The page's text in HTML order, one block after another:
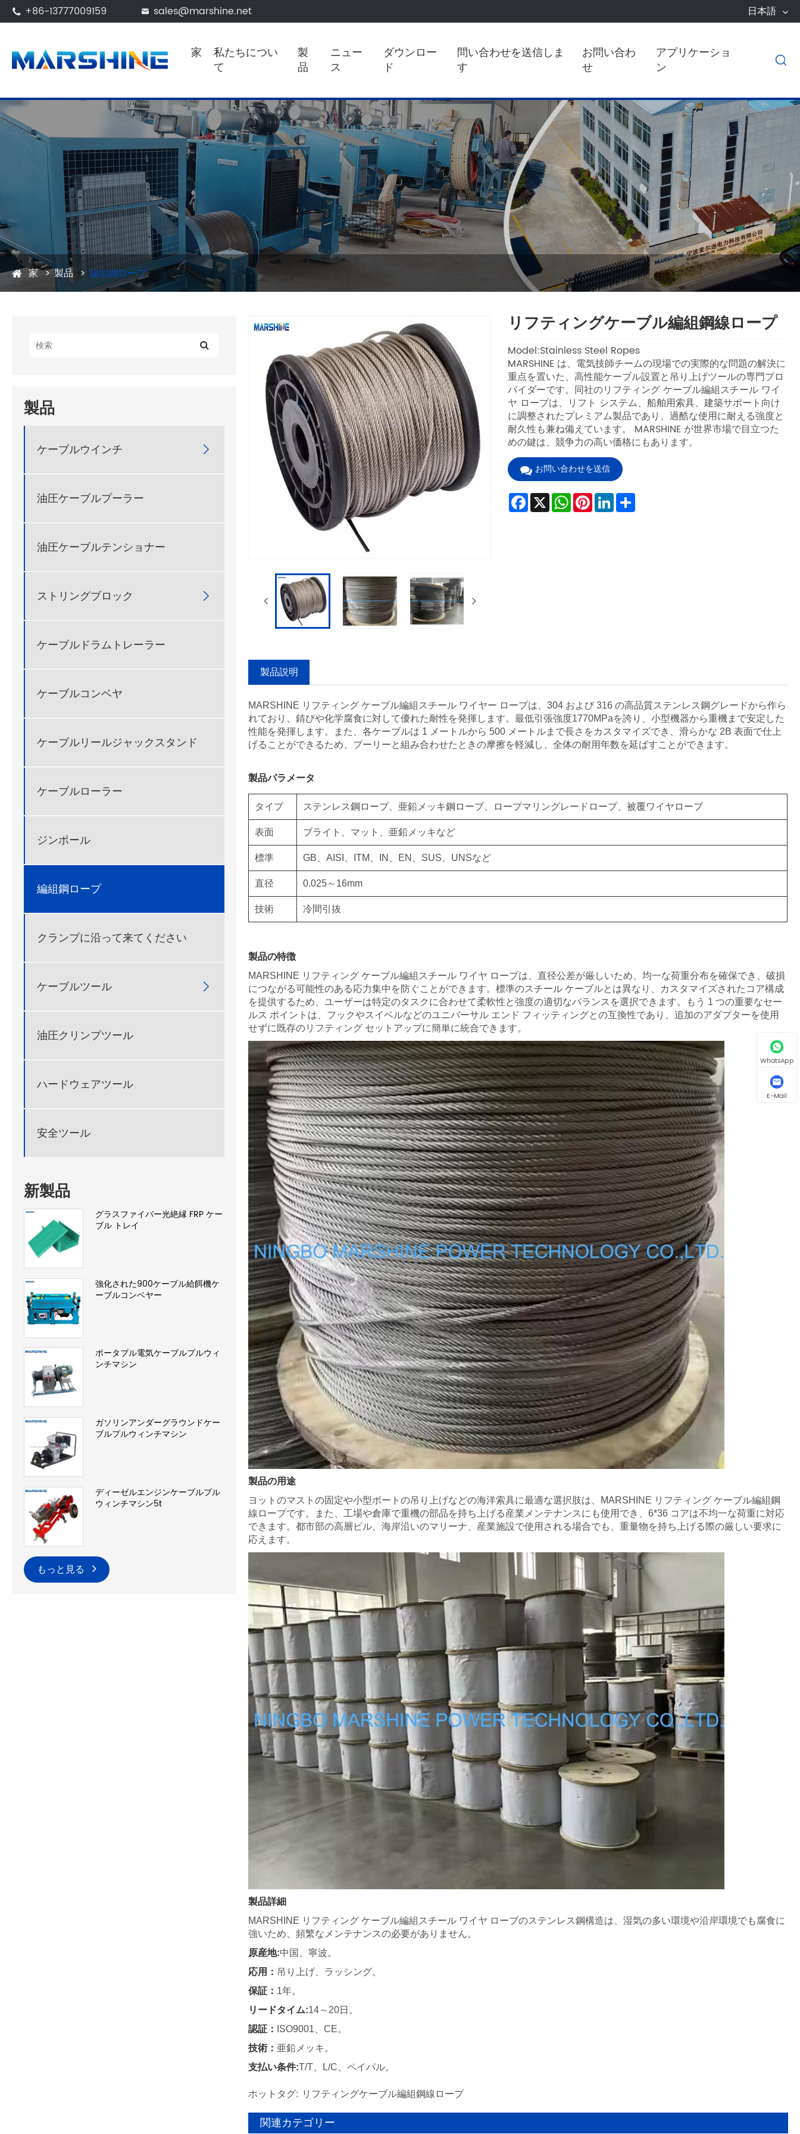
 +86-13777009159  sales@marshine.net 日本語
家
私たちについ
て
製
品
ニュー
ス
ダウンロー
ド
問い合わせを送信しま
す
お問い合わ
せ
アプリケーショ
ン

家 製品 編組鋼ロープ
製品
ケーブルウインチ 
油圧ケーブルプーラー
油圧ケーブルテンショナー
ストリングブロック 
ケーブルドラムトレーラー
ケーブルコンベヤ
ケーブルリールジャックスタンド
ケーブルローラー
ジンポール
編組鋼ロープ
クランプに沿って来てください
ケーブルツール 
油圧クリンプツール
ハードウェアツール
安全ツール
新製品
グラスファイバー光絶縁 FRP ケー
ブル トレイ
強化された900ケーブル給餌機ケ
ーブルコンベヤー
ポータブル電気ケーブルプルウィ
ンチマシン
ガソリンアンダーグラウンドケー
ブルプルウィンチマシン
ディーゼルエンジンケーブルプル
ウィンチマシン5t
もっと見る
リフティングケーブル編組鋼線ロープ
Model:Stainless Steel Ropes
MARSHINE は、電気技師チームの現場での実際的な問題の解決に
重点を置いた、高性能ケーブル設置と吊り上げツールの専門プロ
バイダーです。同社のリフティング ケーブル編組スチール ワイ
ヤ ロープは、リフト システム、船舶用索具、建築サポート向け
に調整されたプレミアム製品であり、過酷な使用に耐える強度と
耐久性も兼ね備えています。 MARSHINE が世界市場で目立つた
めの鍵は、競争力の高い価格にもあります。
お問い合わせを送信
Facebook
X WhatsApp
Pinterest
LinkedInShare
製品説明
MARSHINE リフティング ケーブル編組スチール ワイヤー ロープは、304 および 316 の高品質ステンレス鋼グレードから作ら
れており、錆びや化学腐食に対して優れた耐性を発揮します。最低引張強度1770MPaを誇り、小型機器から重機まで安定した
性能を発揮します。また、各ケーブルは 1 メートルから 500 メートルまで長さをカスタマイズでき、滑らかな 2B 表面で仕上
げることができるため、プーリーと組み合わせたときの摩擦を軽減し、全体の耐用年数を延ばすことができます。
製品パラメータ
タイプ ステンレス鋼ロープ、亜鉛メッキ鋼ロープ、ロープマリングレードロープ、被覆ワイヤロープ
表面 ブライト、マット、亜鉛メッキなど
標準 GB、AISI、ITM、IN、EN、SUS、UNSなど
直径 0.025～16mm
技術 冷間引抜
製品の特徴
MARSHINE リフティング ケーブル編組スチール ワイヤ ロープは、直径公差が厳しいため、均一な荷重分布を確保でき、破損
につながる可能性のある応力集中を防ぐことができます。標準のスチール ケーブルとは異なり、カスタマイズされたコア構成
を提供するため、ユーザーは特定のタスクに合わせて柔軟性と強度の適切なバランスを選択できます。もう 1 つの重要なセー
ルス ポイントは、フックやスイベルなどのユニバーサル エンド フィッティングとの互換性であり、追加のアダプターを使用
せずに既存のリフティング セットアップに簡単に統合できます。
製品の用途
ヨットのマストの固定や小型ボートの吊り上げなどの海洋索具に最適な選択肢は、MARSHINE リフティング ケーブル編組鋼
線ロープです。また、工場や倉庫で重機の部品を持ち上げる産業メンテナンスにも使用でき、6*36 コアは不均一な荷重に対応
できます。都市部の高層ビル、海岸沿いのマリーナ、産業施設で使用される場合でも、重量物を持ち上げる際の厳しい要求に
応えます。
製品詳細
MARSHINE リフティング ケーブル編組スチール ワイヤ ロープのステンレス鋼構造は、湿気の多い環境や沿岸環境でも腐食に
強いため、頻繁なメンテナンスの必要がありません。
原産地:中国、寧波。
応用： 吊り上げ、ラッシング。
保証： 1年。
リードタイム:14～20日。
認証：
ISO9001、CE。
技術： 亜鉛メッキ。
支払い条件:T/T、L/C、ペイパル。
ホットタグ: リフティングケーブル編組鋼線ロープ
関連カテゴリー
WhatsApp
E-Mail